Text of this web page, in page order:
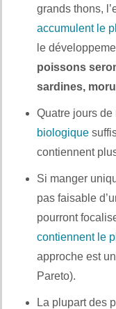
grands thons,
accumulent le
le
poissons
sardines,
Quatre jours de
biologique
contiennent
Si manger
pas faisable
pourront
contiennent le
approche est
Pareto).
La plupart des